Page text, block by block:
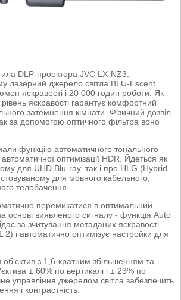
DLP-проектора JVC LX-NZ3.
лазерний джерело світла BLU-Escent
яскравості і 20 000 годин роботи. Як
яскравості гарантує комфортний
затемнення кімнати. Фізичний дозвіл
за допомогою оптичного фільтра воно
функцію автоматичного тонального
оптимізації HDR. Йдеться як
для UHD Blu-ray, так і про HLG (Hybrid
для мовного кабельного,
телебачення.
перемикатися в оптимальний
основі виявленого сигналу - функція Auto
за зчитування метаданих яскравості
2) і автоматично оптимізує настройки для
з 1,6-кратним збільшенням та
± 60% по вертикалі і ± 23% по
управління джерелом світла забезпечить
і контрастність.